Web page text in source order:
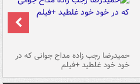
حمیدرضا رجب زاده مداح جوانی که در
خود خود غلطید +فیلم